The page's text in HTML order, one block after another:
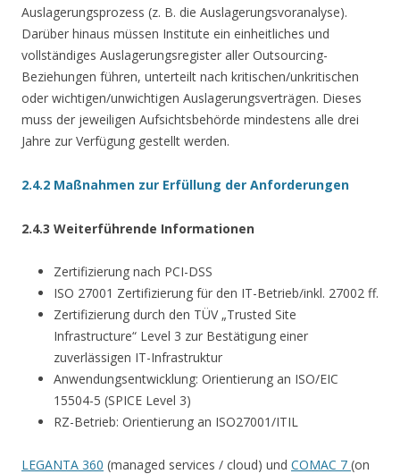
Auslagerungsprozess (z. B. die Auslagerungsvoranalyse).
Darüber hinaus müssen Institute ein einheitliches und
vollständiges Auslagerungsregister aller Outsourcing-
Beziehungen führen, unterteilt nach kritischen/unkritischen
oder wichtigen/unwichtigen Auslagerungsverträgen. Dieses
muss der jeweiligen Aufsichtsbehörde mindestens alle drei
Jahre zur Verfügung gestellt werden.
2.4.2 Maßnahmen zur Erfüllung der Anforderungen
2.4.3 Weiterführende Informationen
Zertifizierung nach PCI-DSS
ISO 27001 Zertifizierung für den IT-Betrieb/inkl. 27002 ff.
Zertifizierung durch den TÜV „Trusted Site
Infrastructure“ Level 3 zur Bestätigung einer
zuverlässigen IT-Infrastruktur
Anwendungsentwicklung: Orientierung an ISO/EIC
15504-5 (SPICE Level 3)
RZ-Betrieb: Orientierung an ISO27001/ITIL
LEGANTA 360 (managed services / cloud) und COMAC 7 (on